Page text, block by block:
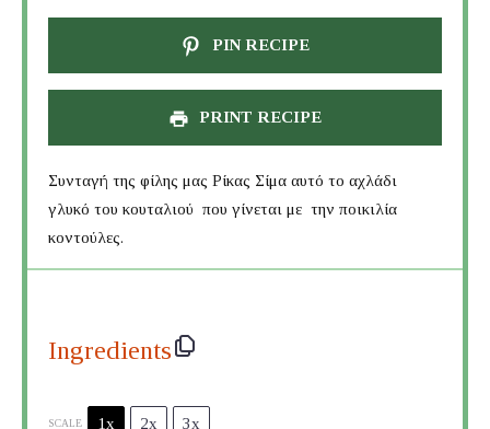
PIN RECIPE
PRINT RECIPE
Συνταγή της φίλης μας Ρίκας Σίμα αυτό το αχλάδι
γλυκό του κουταλιού που γίνεται με την ποικιλία
κοντούλες.
Ingredients
SCALE 1x 2x 3x